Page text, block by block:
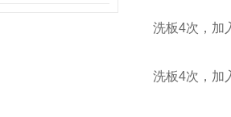
洗板4次，加
洗板4次，加